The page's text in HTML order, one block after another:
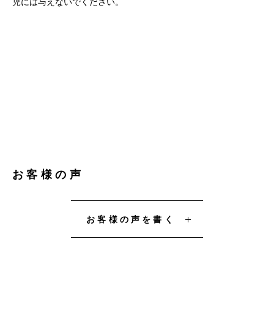
お客様の声
お客様の声を書く